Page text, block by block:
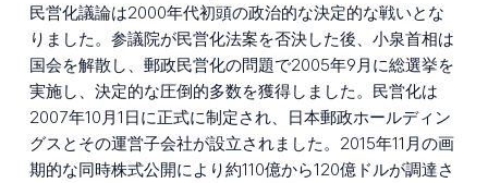
民営化議論は2000年代初頭の政治的な決定的な戦いとな
りました。参議院が民営化法案を否決した後、小泉首相は
国会を解散し、郵政民営化の問題で2005年9月に総選挙を
実施し、決定的な圧倒的多数を獲得しました。民営化は
2007年10月1日に正式に制定され、日本郵政ホールディン
グスとその運営子会社が設立されました。2015年11月の画
期的な同時株式公開により約110億から120億ドルが調達さ